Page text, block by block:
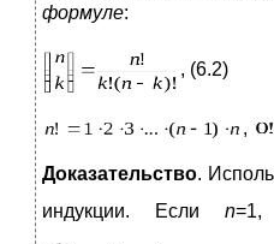
формуле:
, (6.2)
,
Доказательство.
индукции. Если n